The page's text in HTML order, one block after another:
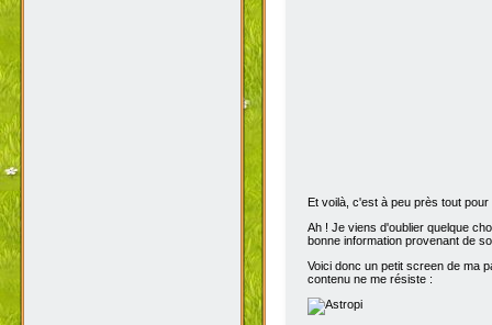
Et voilà, c'est à peu près tout
Ah ! Je viens d'oublier quelque
bonne information provenant de
Voici donc un petit screen de ma
contenu ne me résiste :